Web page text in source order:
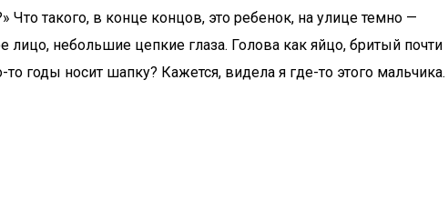
такого, в конце концов, это ребенок, на улице темно —
лицо, небольшие цепкие глаза. Голова как яйцо, бритый почти
годы носит шапку? Кажется, видела я где-то этого мальчика.